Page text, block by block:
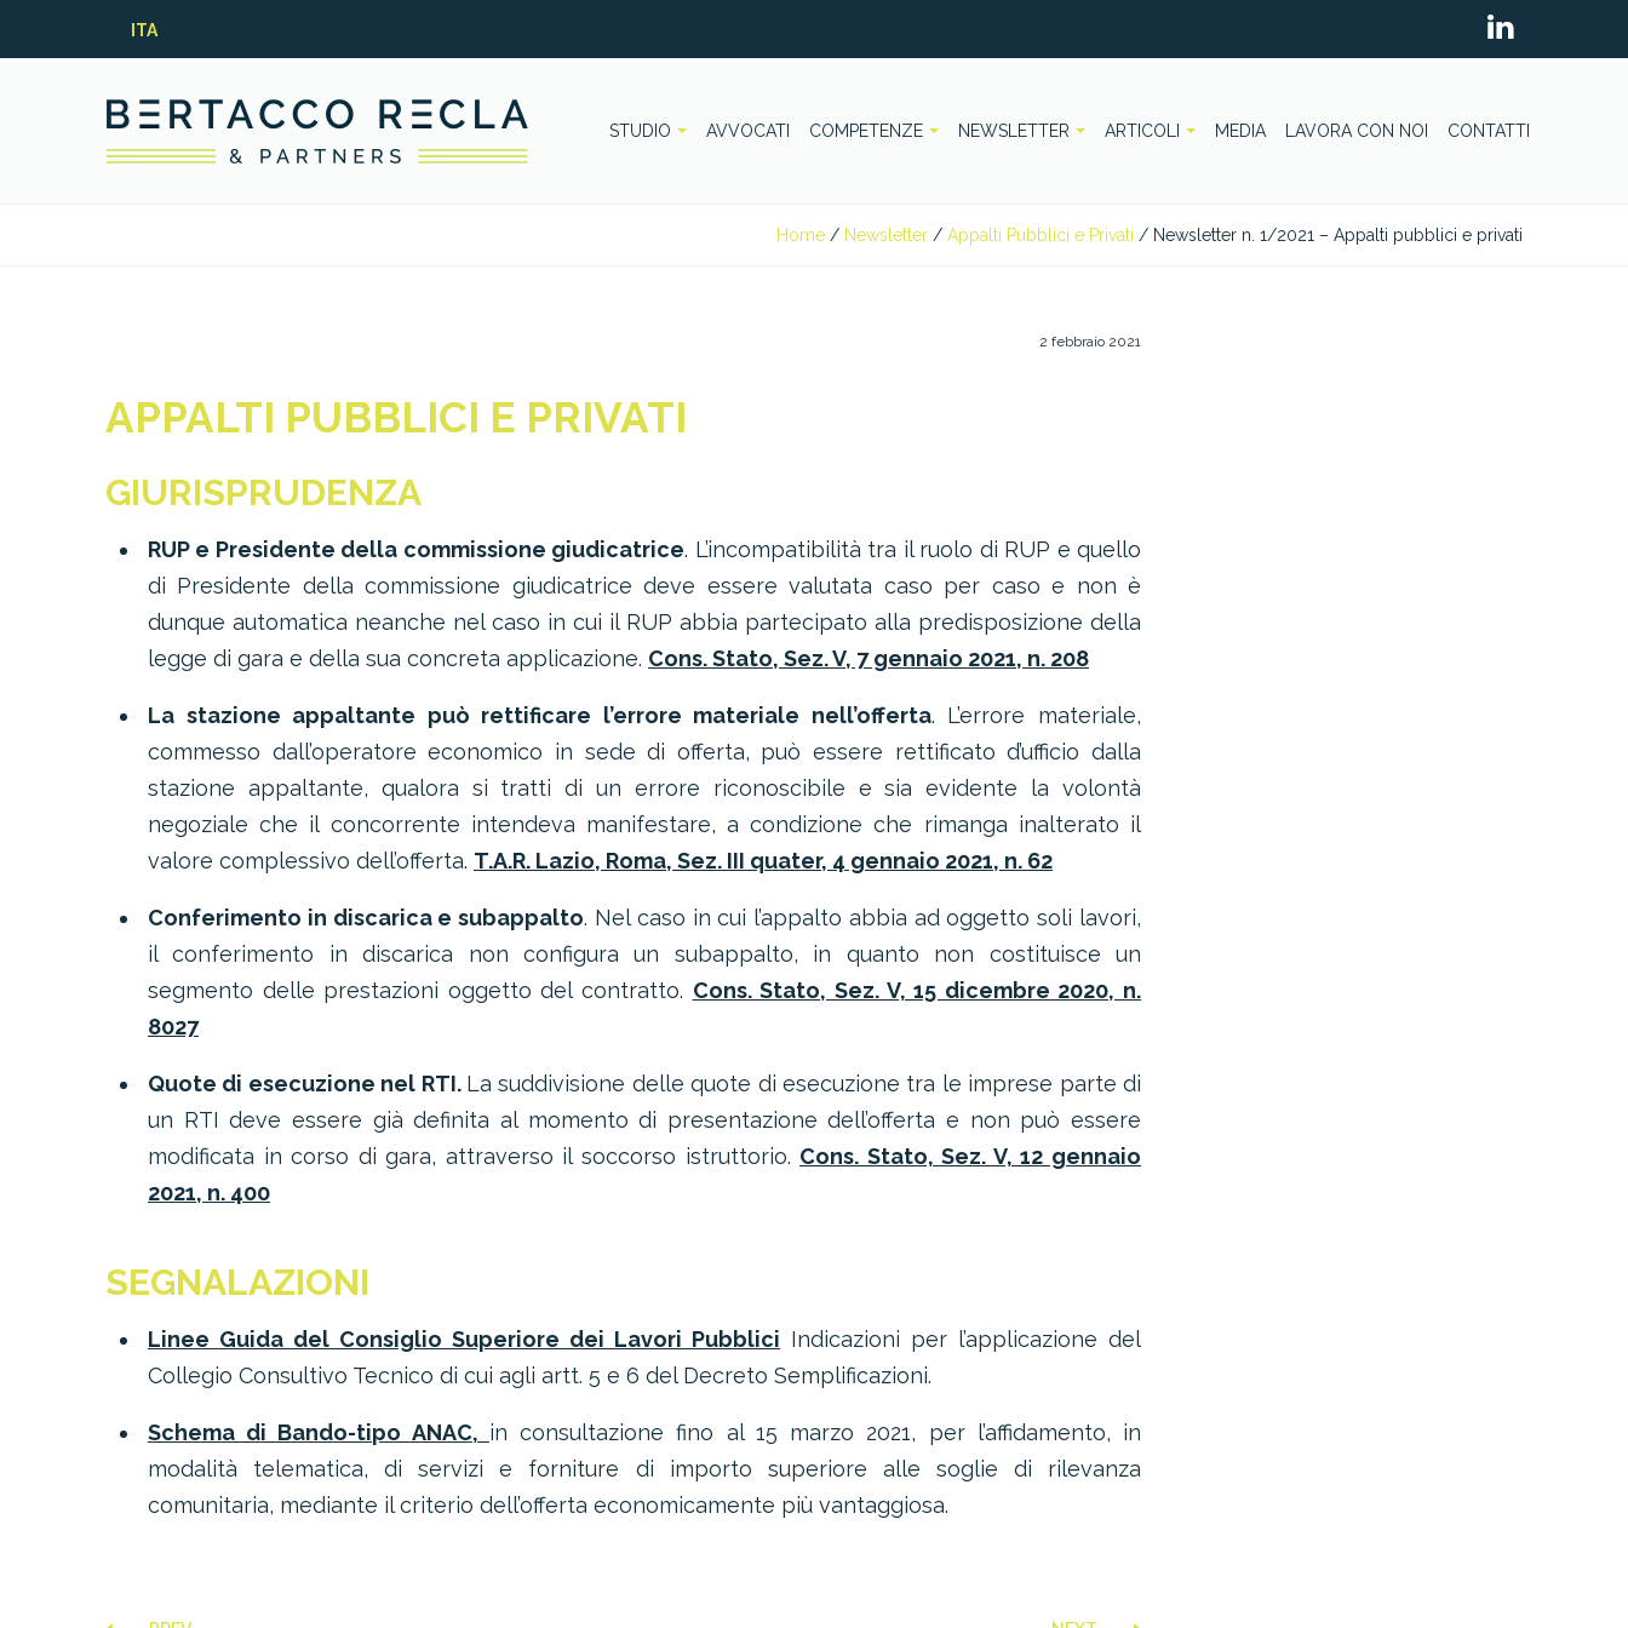
ITA
STUDIO AVVOCATI COMPETENZE NEWSLETTER ARTICOLI MEDIA LAVORA CON NOI CONTATTI
Home / Newsletter / Appalti Pubblici e Privati / Newsletter n. 1/2021 – Appalti pubblici e privati
2 febbraio 2021
APPALTI PUBBLICI E PRIVATI
GIURISPRUDENZA
RUP e Presidente della commissione giudicatrice. L’incompatibilità tra il ruolo di RUP e quello
di Presidente della commissione giudicatrice deve essere valutata caso per caso e non è
dunque automatica neanche nel caso in cui il RUP abbia partecipato alla predisposizione della
legge di gara e della sua concreta applicazione. Cons. Stato, Sez. V, 7 gennaio 2021, n. 208
La stazione appaltante può rettificare l’errore materiale nell’offerta. L’errore materiale,
commesso dall’operatore economico in sede di offerta, può essere rettificato d’ufficio dalla
stazione appaltante, qualora si tratti di un errore riconoscibile e sia evidente la volontà
negoziale che il concorrente intendeva manifestare, a condizione che rimanga inalterato il
valore complessivo dell’offerta. T.A.R. Lazio, Roma, Sez. III quater, 4 gennaio 2021, n. 62
Conferimento in discarica e subappalto. Nel caso in cui l’appalto abbia ad oggetto soli lavori,
il conferimento in discarica non configura un subappalto, in quanto non costituisce un
segmento delle prestazioni oggetto del contratto. Cons. Stato, Sez. V, 15 dicembre 2020, n.
8027
Quote di esecuzione nel RTI. La suddivisione delle quote di esecuzione tra le imprese parte di
un RTI deve essere già definita al momento di presentazione dell’offerta e non può essere
modificata in corso di gara, attraverso il soccorso istruttorio. Cons. Stato, Sez. V, 12 gennaio
2021, n. 400
SEGNALAZIONI
Linee Guida del Consiglio Superiore dei Lavori Pubblici Indicazioni per l’applicazione del
Collegio Consultivo Tecnico di cui agli artt. 5 e 6 del Decreto Semplificazioni.
Schema di Bando-tipo ANAC, in consultazione fino al 15 marzo 2021, per l’affidamento, in
modalità telematica, di servizi e forniture di importo superiore alle soglie di rilevanza
comunitaria, mediante il criterio dell’offerta economicamente più vantaggiosa.